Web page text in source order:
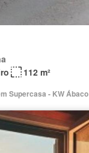
112 m²
Supercasa - KW Ábaco